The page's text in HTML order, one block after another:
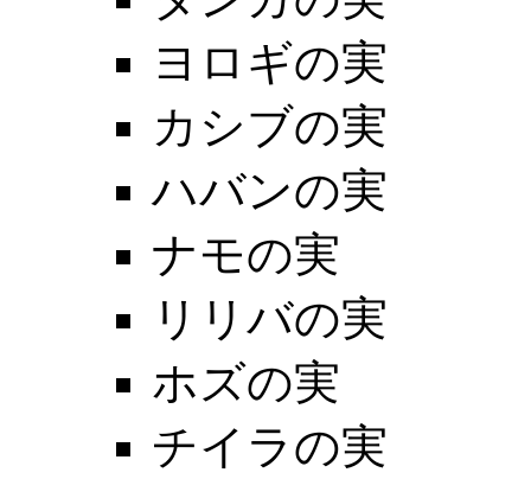
ヨロギの実
カシブの実
ハバンの実
ナモの実
リリバの実
ホズの実
チイラの実